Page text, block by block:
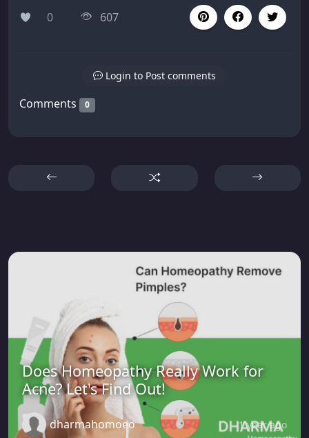
0 607
Login to Post comments
Comments 0
Does Homeopathy Really Work for
Acne? Let's Find Out!
dharmahomoeo 1 year ago